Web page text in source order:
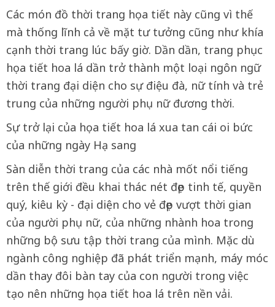
Các món đồ thời trang họa tiết này cũng vì thế
mà thống lĩnh cả về mặt tư tưởng cũng như khía
cạnh thời trang lúc bấy giờ. Dần dần, trang phục
họa tiết hoa lá dần trở thành một loại ngôn ngữ
thời trang đại diện cho sự điệu đà, nữ tính và trẻ
trung của những người phụ nữ đương thời.
Sự trở lại của họa tiết hoa lá xua tan cái oi bức
của những ngày Hạ sang
Sàn diễn thời trang của các nhà mốt nổi tiếng
trên thế giới đều khai thác nét đẹp tinh tế, quyền
quý, kiêu kỳ - đại diện cho vẻ đẹp vượt thời gian
của người phụ nữ, của những nhành hoa trong
những bộ sưu tập thời trang của mình. Mặc dù
ngành công nghiệp đã phát triển mạnh, máy móc
dần thay đôi bàn tay của con người trong việc
tạo nên những họa tiết hoa lá trên nền vải.